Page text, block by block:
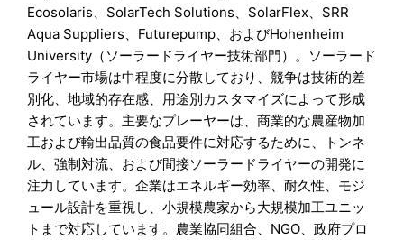
Ecosolaris、SolarTech Solutions、SolarFlex、SRR
Aqua Suppliers、Futurepump、およびHohenheim
University（ソーラードライヤー技術部門）。ソーラード
ライヤー市場は中程度に分散しており、競争は技術的差
別化、地域的存在感、用途別カスタマイズによって形成
されています。主要なプレーヤーは、商業的な農産物加
工および輸出品質の食品要件に対応するために、トンネ
ル、強制対流、および間接ソーラードライヤーの開発に
注力しています。企業はエネルギー効率、耐久性、モジ
ュール設計を重視し、小規模農家から大規模加工ユニッ
トまで対応しています。農業協同組合、NGO、政府プロ